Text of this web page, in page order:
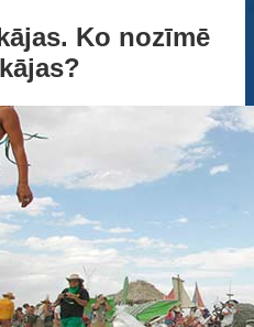
Ko nozīmē